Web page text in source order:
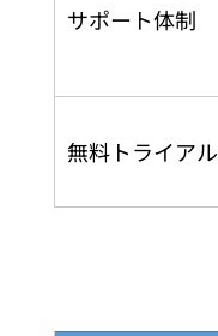
サポート体制
無料トライアル